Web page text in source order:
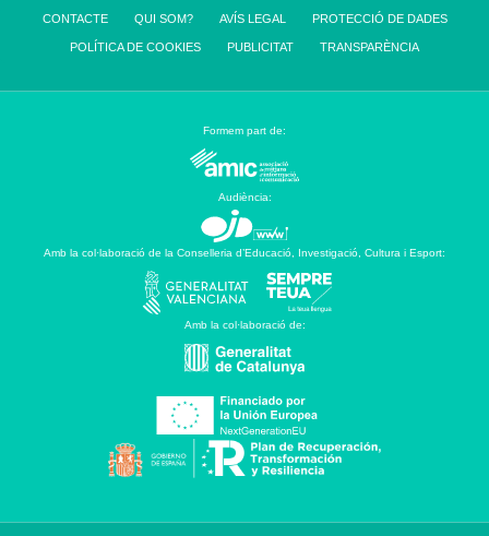
CONTACTE QUI SOM? AVÍS LEGAL PROTECCIÓ DE DADES
POLÍTICA DE COOKIES PUBLICITAT TRANSPARÈNCIA
Formem part de:
Audiència:
Amb la col·laboració de la Conselleria d’Educació, Investigació, Cultura i Esport:
Amb la col·laboració de: